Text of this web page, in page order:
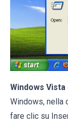
Windows Vista
Windows, nella
fare clic su